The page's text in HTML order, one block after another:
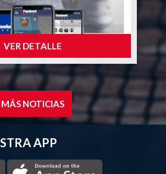
únicamente de los partidos
ajusten a su disponibilidad
y horas disponibles.
de jugar💪
VER DETALLE
MÁS NOTICIAS
APP